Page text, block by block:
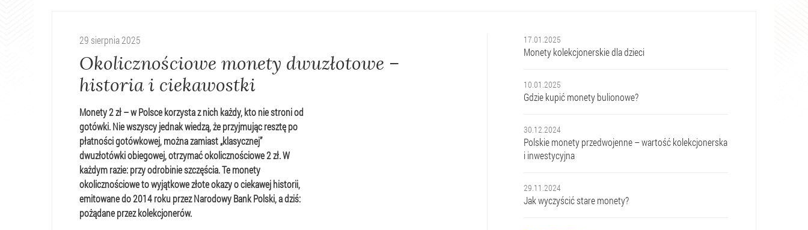
29sierpnia2025
Okolicznościowe monety dwuzłotowe –
historia i ciekawostki
Monety 2 zł – w Polsce korzysta z nich każdy, kto nie stroni od
gotówki. Nie wszyscy jednak wiedzą, że przyjmując resztę po
płatności gotówkowej, można zamiast „klasycznej”
dwuzłotówki obiegowej, otrzymać okolicznościowe 2 zł. W
każdym razie: przy odrobinie szczęścia. Te monety
okolicznościowe to wyjątkowe złote okazy o ciekawej historii,
emitowane do 2014 roku przez Narodowy Bank Polski, a dziś:
pożądane przez kolekcjonerów.
17.01.2025
Monety kolekcjonerskie dla dzieci
10.01.2025
Gdzie kupić monety bulionowe?
30.12.2024
Polskie monety przedwojenne – wartość kolekcjonerska
i inwestycyjna
29.11.2024
Jak wyczyścić stare monety?